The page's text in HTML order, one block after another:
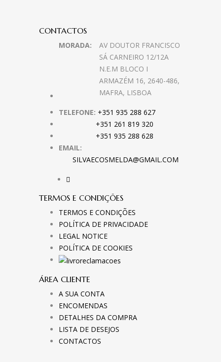
CONTACTOS
MORADA:
AV DOUTOR FRANCISCO
SÁ CARNEIRO 12/12A
N.E.M BLOCO I
ARMAZÉM 16, 2640-486,
MAFRA, LISBOA
TELEFONE: +351 935 288 627
+351 261 819 320
+351 935 288 628
EMAIL:
SILVAECOSMELDA@GMAIL.COM
TERMOS E CONDIÇÕES
TERMOS E CONDIÇÕES
POLÍTICA DE PRIVACIDADE
LEGAL NOTICE
POLÍTICA DE COOKIES
ÁREA CLIENTE
A SUA CONTA
ENCOMENDAS
DETALHES DA COMPRA
LISTA DE DESEJOS
CONTACTOS